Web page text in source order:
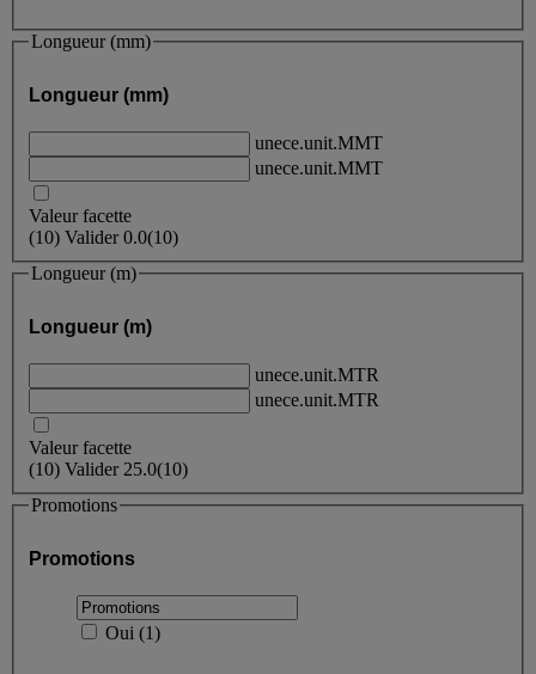
Longueur (mm)
Longueur (mm)
unece.unit.MMT
unece.unit.MMT
Valeur facette
(10) Valider0.0(10)
Longueur (m)
Longueur (m)
unece.unit.MTR
unece.unit.MTR
Valeur facette
(10) Valider 25.0(10)
Promotions
Promotions
Oui (1)